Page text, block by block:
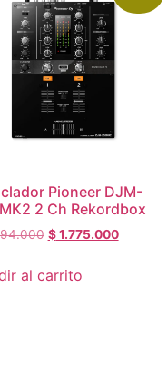
Pioneer DJM-
2 Ch Rekordbox
$1.775.000
al carrito